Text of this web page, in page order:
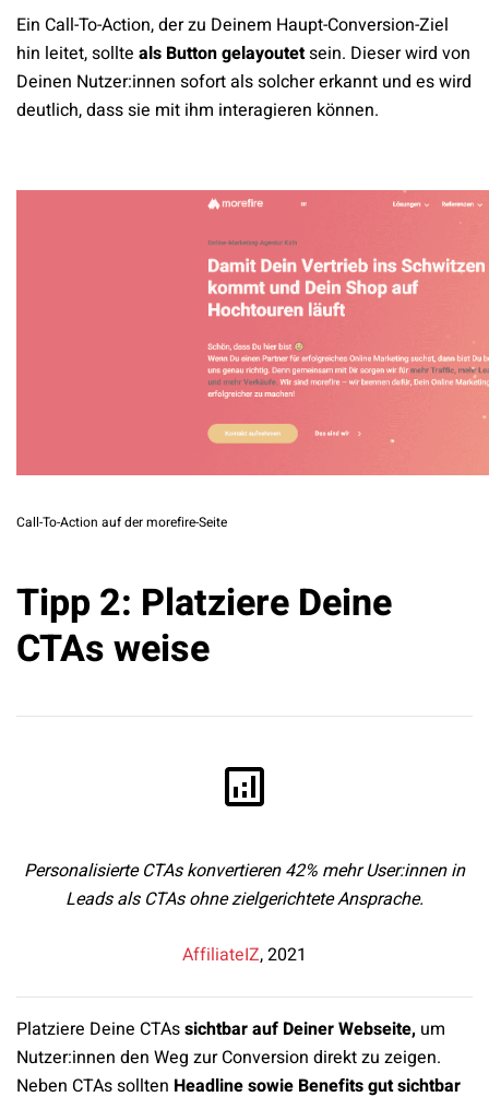
Ein Call-To-Action, der zu Deinem Haupt-Conversion-Ziel
hin leitet, sollte als Button gelayoutetsein. Dieser wird von
Deinen Nutzer:innen sofort als solcher erkannt und es wird
deutlich, dass sie mit ihm interagieren können.
Call-To-Action auf der morefire-Seite
Tipp 2: Platziere Deine
CTAs weise
Personalisierte CTAs konvertieren 42% mehr User:innen in
Leads als CTAs ohne zielgerichtete Ansprache.
AffiliateIZ, 2021
Platziere Deine CTAssichtbar auf Deiner Webseite, um
Nutzer:innen den Weg zur Conversion direkt zu zeigen.
Neben CTAs sollten Headline sowie Benefits gut sichtbar